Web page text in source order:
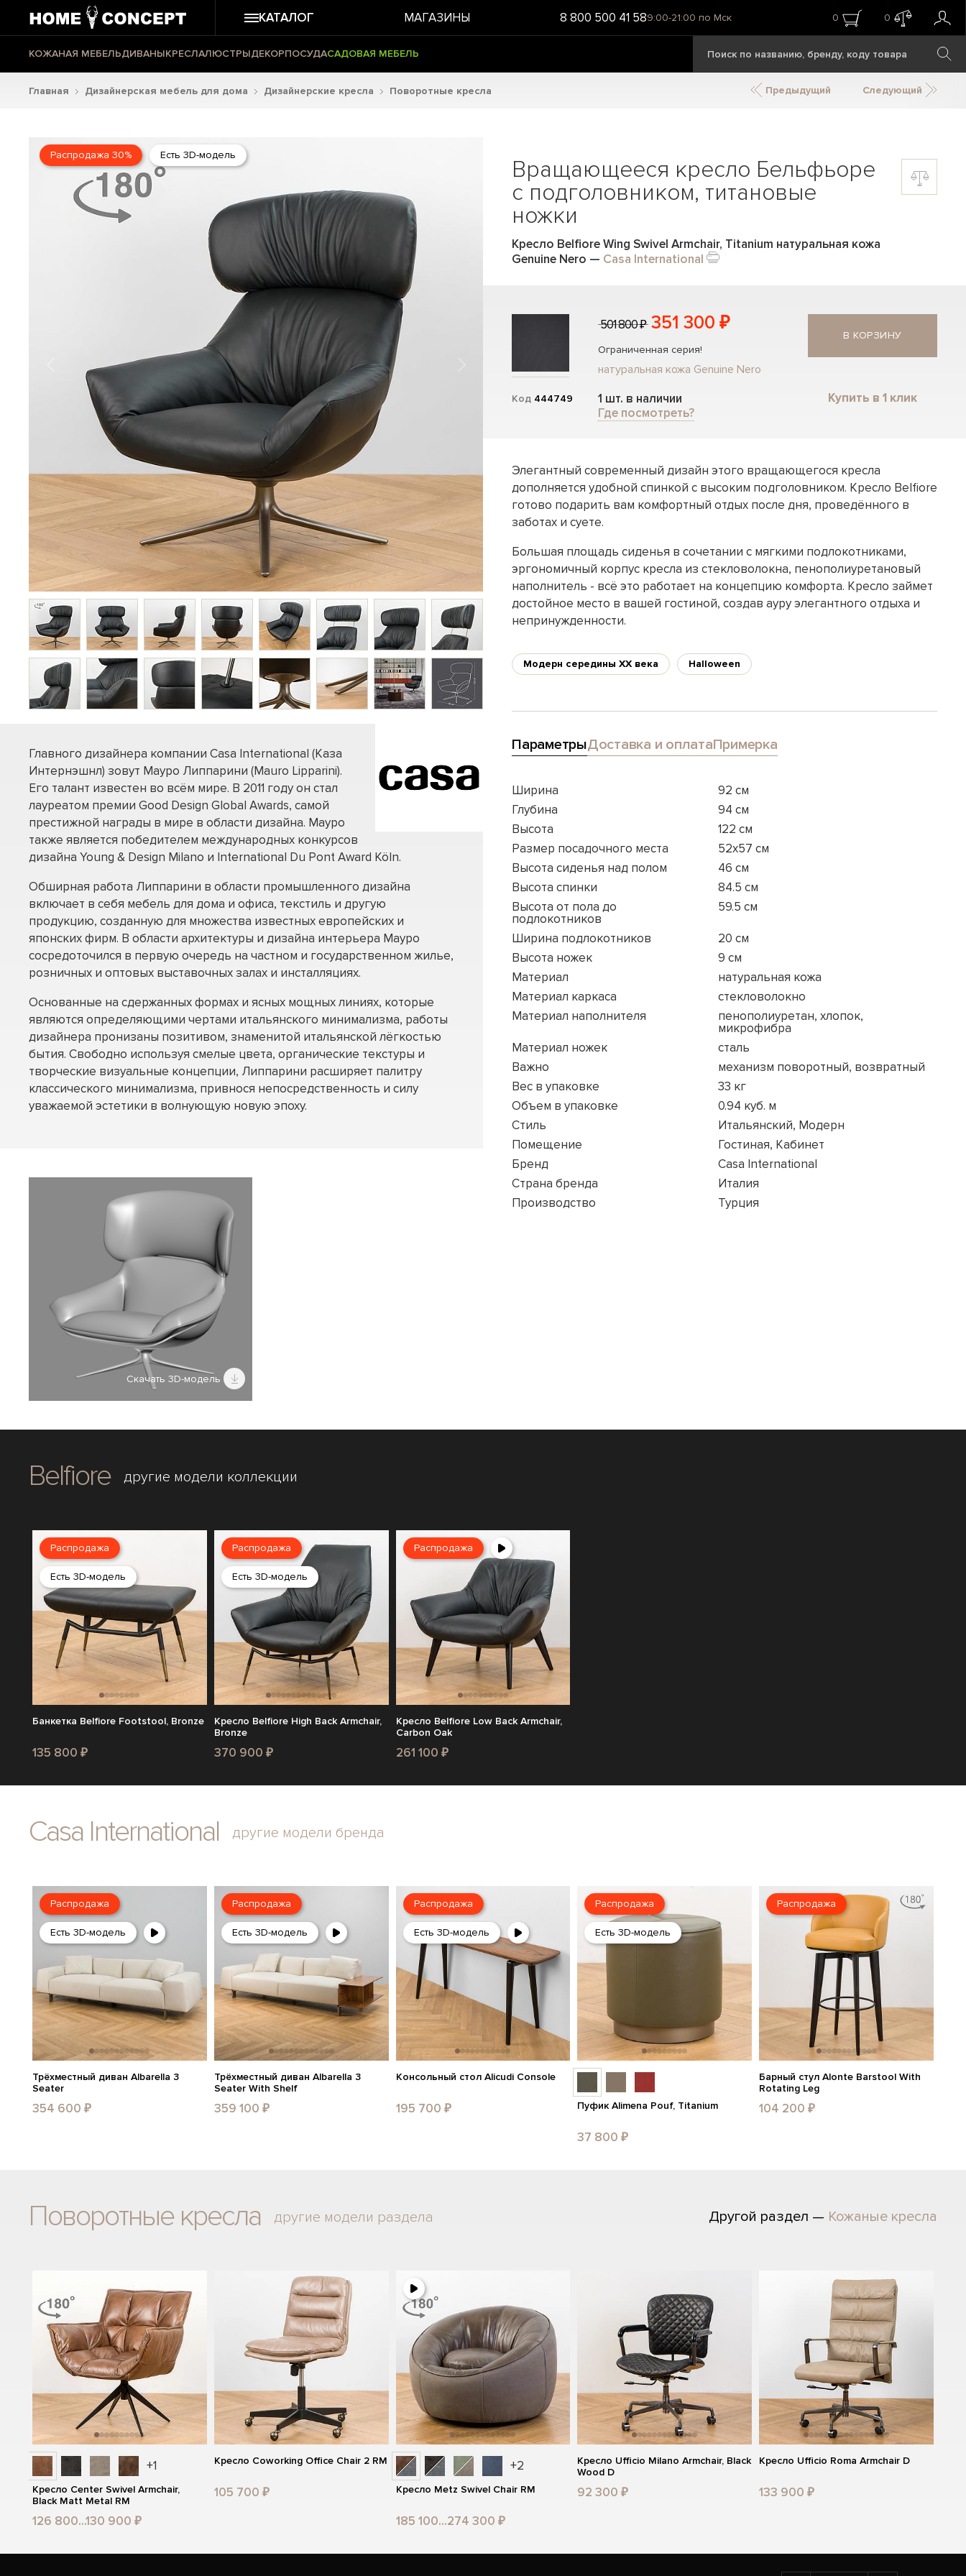
КАТАЛОГ МАГАЗИНЫ 8 800 500 41 589:00-21:00 по Мск 0 0
КОЖАНАЯ МЕБЕЛЬДИВАНЫКРЕСЛАЛЮСТРЫДЕКОРПОСУДАСАДОВАЯ МЕБЕЛЬ
Главная Дизайнерская мебель для дома Дизайнерские кресла Поворотные кресла Предыдущий Следующий
Распродажа 30% Есть 3D-модель
Главного дизайнера компании Casa International (Каза
Интернэшнл) зовут Мауро Липпарини (Mauro Lipparini).
Его талант известен во всём мире. В 2011 году он стал
лауреатом премии Good Design Global Awards, самой
престижной награды в мире в области дизайна. Мауро
также является победителем международных конкурсов
дизайна Young & Design Milano и International Du Pont Award Köln.
Обширная работа Липпарини в области промышленного дизайна
включает в себя мебель для дома и офиса, текстиль и другую
продукцию, созданную для множества известных европейских и
японских фирм. В области архитектуры и дизайна интерьера Мауро
сосредоточился в первую очередь на частном и государственном жилье,
розничных и оптовых выставочных залах и инсталляциях.
Основанные на сдержанных формах и ясных мощных линиях, которые
являются определяющими чертами итальянского минимализма, работы
дизайнера пронизаны позитивом, знаменитой итальянской лёгкостью
бытия. Свободно используя смелые цвета, органические текстуры и
творческие визуальные концепции, Липпарини расширяет палитру
классического минимализма, привнося непосредственность и силу
уважаемой эстетики в волнующую новую эпоху.
Скачать 3D-модель
Вращающееся кресло Бельфьоре
с подголовником, титановые
ножки
Кресло Belfiore Wing Swivel Armchair, Titanium натуральная кожа
Genuine Nero — Casa International
Код 444749
501 800 ₽ 351 300 ₽
Ограниченная серия!
натуральная кожа Genuine Nero
1 шт. в наличии
Где посмотреть?
В КОРЗИНУ
Купить в 1 клик
Элегантный современный дизайн этого вращающегося кресла
дополняется удобной спинкой с высоким подголовником. Кресло Belfiore
готово подарить вам комфортный отдых после дня, проведённого в
заботах и суете.
Большая площадь сиденья в сочетании с мягкими подлокотниками,
эргономичный корпус кресла из стекловолокна, пенополиуретановый
наполнитель - всё это работает на концепцию комфорта. Кресло займет
достойное место в вашей гостиной, создав ауру элегантного отдыха и
непринужденности.
Модерн середины XX века Halloween
ПараметрыДоставка и оплатаПримерка
Ширина
92 см
Глубина
94 см
Высота
122 см
Размер посадочного места
52x57 см
Высота сиденья над полом
46 см
Высота спинки
84.5 см
Высота от пола до
подлокотников
59.5 см
Ширина подлокотников
20 см
Высота ножек
9 см
Материал
натуральная кожа
Материал каркаса
стекловолокно
Материал наполнителя
пенополиуретан, хлопок,
микрофибра
Материал ножек
сталь
Важно
механизм поворотный, возвратный
Вес в упаковке
33 кг
Объем в упаковке
0.94 куб. м
Стиль
Итальянский, Модерн
Помещение
Гостиная, Кабинет
Бренд
Casa International
Страна бренда
Италия
Производство
Турция
Belfiore другие модели коллекции
Распродажа
Есть 3D-модель
Банкетка Belfiore Footstool, Bronze
135 800 ₽
Распродажа
Есть 3D-модель
Кресло Belfiore High Back Armchair,
Bronze
370 900 ₽
Распродажа
Кресло Belfiore Low Back Armchair,
Carbon Oak
261 100 ₽
Casa International другие модели бренда
Распродажа
Есть 3D-модель
Трёхместный диван Albarella 3
Seater
354 600 ₽
Распродажа
Есть 3D-модель
Трёхместный диван Albarella 3
Seater With Shelf
359 100 ₽
Распродажа
Есть 3D-модель
Консольный стол Alicudi Console
195 700 ₽
Распродажа
Есть 3D-модель
Пуфик Alimena Pouf, Titanium
37 800 ₽
Распродажа
Барный стул Alonte Barstool With
Rotating Leg
104 200 ₽
Поворотные кресла другие модели раздела Другой раздел — Кожаные кресла
+1
Кресло Center Swivel Armchair,
Black Matt Metal RM
126 800...130 900 ₽
Кресло Coworking Office Chair 2 RM
105 700 ₽
+2
Кресло Metz Swivel Chair RM
185 100...274 300 ₽
Кресло Ufficio Milano Armchair, Black
Wood D
92 300 ₽
Кресло Ufficio Roma Armchair D
133 900 ₽